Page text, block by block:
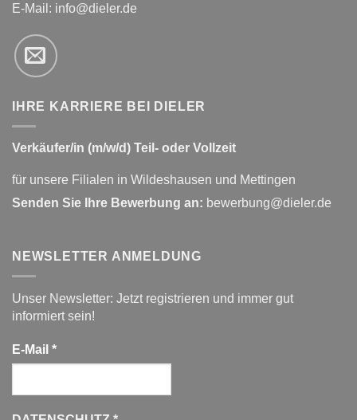
E-Mail: info@dieler.de
IHRE KARRIERE BEI DIELER
Verkäufer/in (m/w/d) Teil- oder Vollzeit
für unsere Filialen in Wildeshausen und Mettingen
Senden Sie Ihre Bewerbung an: bewerbung@dieler.de
NEWSLETTER ANMELDUNG
Unser Newsletter: Jetzt registrieren und immer gut
informiert sein!
E-Mail *